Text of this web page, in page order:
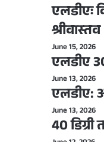
एलडीएः
श्रीवास्तव
June 15, 2026
एलडीए
June 13, 2026
एलडीए:
June 13, 2026
40